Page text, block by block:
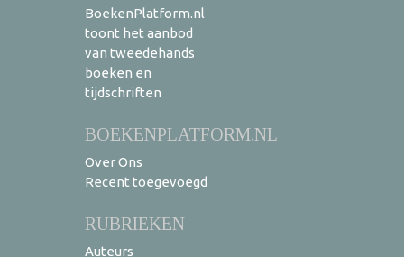
BoekenPlatform.nl
toont het aanbod
van tweedehands
boeken en
tijdschriften
BOEKENPLATFORM.NL
Over Ons
Recent toegevoegd
RUBRIEKEN
Auteurs